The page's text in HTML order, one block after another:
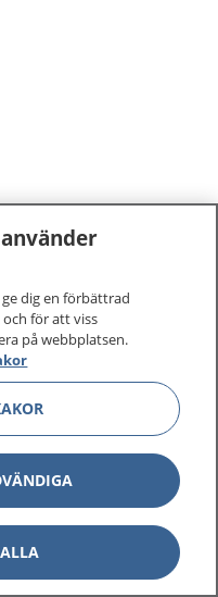
dig en förbättrad
för att viss
på webbplatsen.